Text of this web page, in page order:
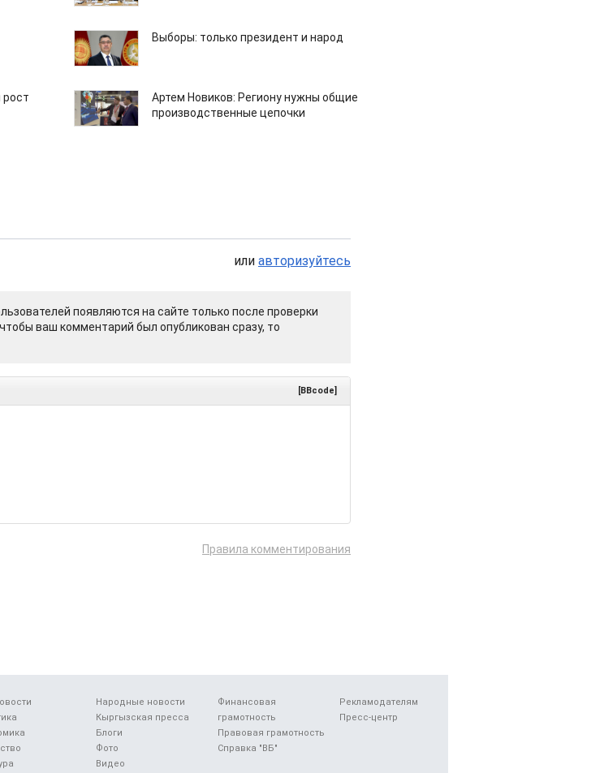
Выборы: только президент и народ
рост
Артем Новиков: Региону нужны общие
производственные цепочки
или авторизуйтесь
появляются на сайте только после проверки
ваш комментарий был опубликован сразу, то
[BBcode]
Правила комментирования
Народные новости
Кыргызская пресса
Блоги
Фото
Видео
Финансовая
грамотность
Правовая грамотность
Справка "ВБ"
Рекламодателям
Пресс-центр